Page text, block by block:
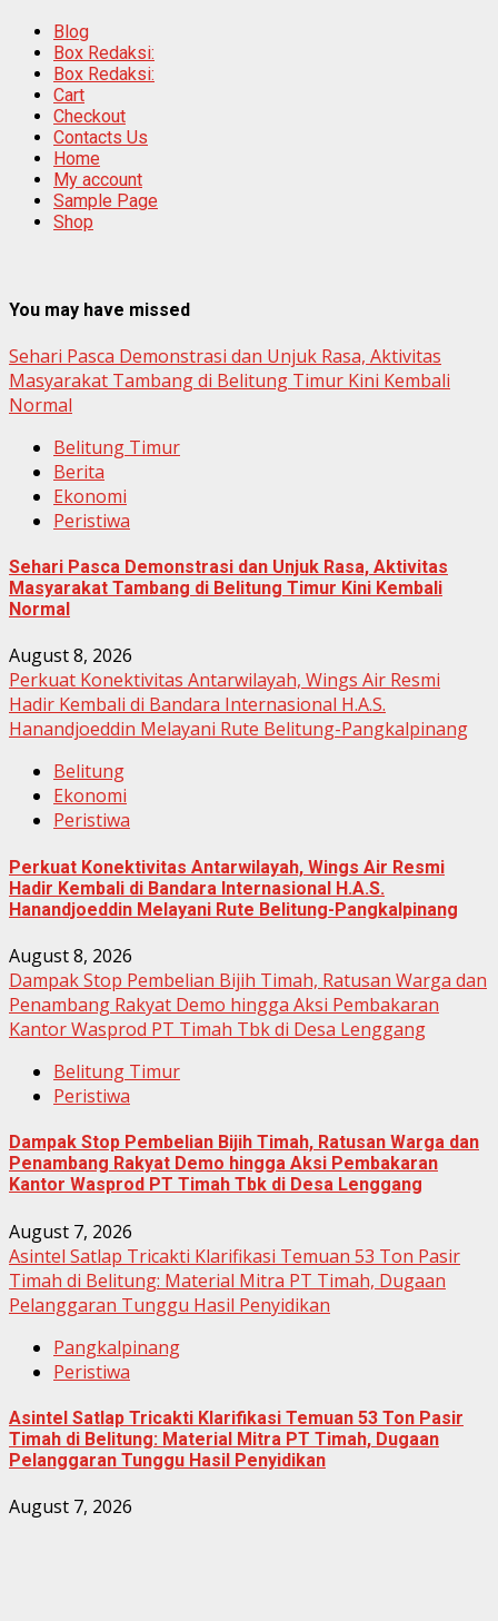
Blog
Box Redaksi:
Box Redaksi:
Cart
Checkout
Contacts Us
Home
My account
Sample Page
Shop
You may have missed
Sehari Pasca Demonstrasi dan Unjuk Rasa, Aktivitas
Masyarakat Tambang di Belitung Timur Kini Kembali
Normal
Belitung Timur
Berita
Ekonomi
Peristiwa
Sehari Pasca Demonstrasi dan Unjuk Rasa, Aktivitas
Masyarakat Tambang di Belitung Timur Kini Kembali
Normal
August 8, 2026
Perkuat Konektivitas Antarwilayah, Wings Air Resmi
Hadir Kembali di Bandara Internasional H.A.S.
Hanandjoeddin Melayani Rute Belitung-Pangkalpinang
Belitung
Ekonomi
Peristiwa
Perkuat Konektivitas Antarwilayah, Wings Air Resmi
Hadir Kembali di Bandara Internasional H.A.S.
Hanandjoeddin Melayani Rute Belitung-Pangkalpinang
August 8, 2026
Dampak Stop Pembelian Bijih Timah, Ratusan Warga dan
Penambang Rakyat Demo hingga Aksi Pembakaran
Kantor Wasprod PT Timah Tbk di Desa Lenggang
Belitung Timur
Peristiwa
Dampak Stop Pembelian Bijih Timah, Ratusan Warga dan
Penambang Rakyat Demo hingga Aksi Pembakaran
Kantor Wasprod PT Timah Tbk di Desa Lenggang
August 7, 2026
Asintel Satlap Tricakti Klarifikasi Temuan 53 Ton Pasir
Timah di Belitung: Material Mitra PT Timah, Dugaan
Pelanggaran Tunggu Hasil Penyidikan
Pangkalpinang
Peristiwa
Asintel Satlap Tricakti Klarifikasi Temuan 53 Ton Pasir
Timah di Belitung: Material Mitra PT Timah, Dugaan
Pelanggaran Tunggu Hasil Penyidikan
August 7, 2026